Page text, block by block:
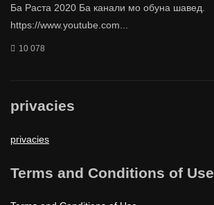
Ба Раста 2020 Ба канали мо обуна шавед.
https://www.youtube.com...
10 078
privacies
privacies
Terms and Conditions of Use